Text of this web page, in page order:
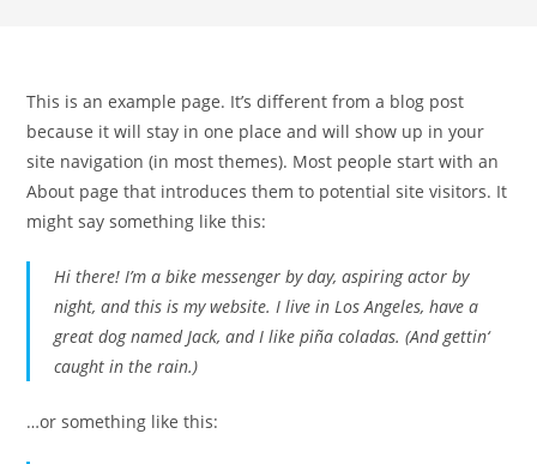
This is an example page. It’s different from a blog post
because it will stay in one place and will show up in your
site navigation (in most themes). Most people start with an
About page that introduces them to potential site visitors. It
might say something like this:
Hi there! I’m a bike messenger by day, aspiring actor by
night, and this is my website. I live in Los Angeles, have a
great dog named Jack, and I like piña coladas. (And gettin‘
caught in the rain.)
…or something like this: